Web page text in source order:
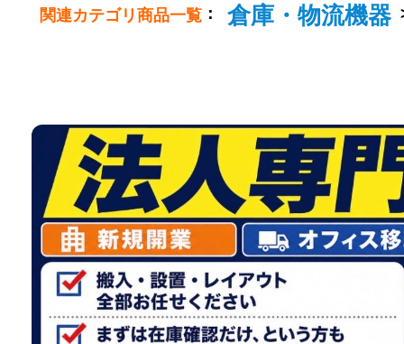
関連カテゴリ商品一覧 ： 倉庫・物流機器